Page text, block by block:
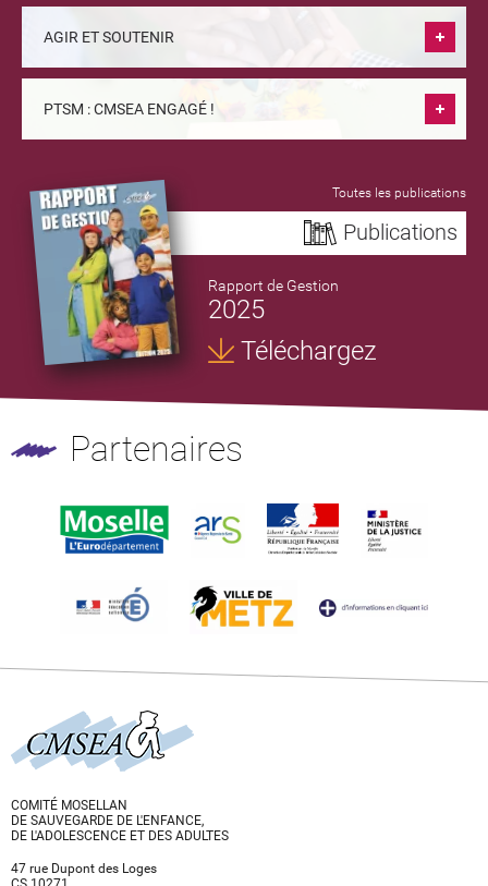
AGIR ET SOUTENIR
PTSM : CMSEA ENGAGÉ !
Toutes les publications
Publications
Rapport de Gestion
2025
Téléchargez
Partenaires
COMITÉ MOSELLAN
DE SAUVEGARDE DE L'ENFANCE,
DE L'ADOLESCENCE ET DES ADULTES
47 rue Dupont des Loges